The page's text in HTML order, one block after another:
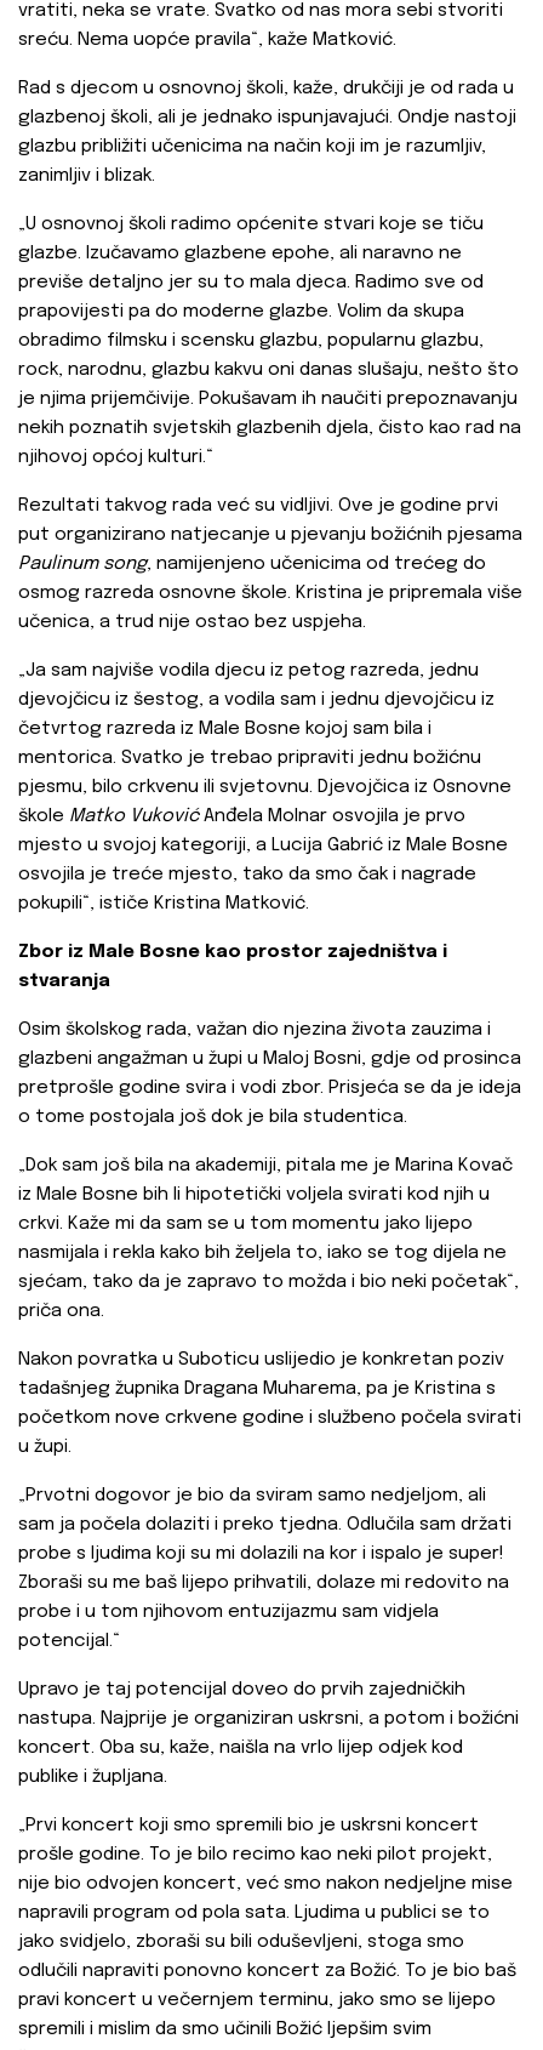
vratiti, neka se vrate. Svatko od nas mora sebi stvoriti
sreću. Nema uopće pravila“, kaže Matković.
Rad s djecom u osnovnoj školi, kaže, drukčiji je od rada u
glazbenoj školi, ali je jednako ispunjavajući. Ondje nastoji
glazbu približiti učenicima na način koji im je razumljiv,
zanimljiv i blizak.
„U osnovnoj školi radimo općenite stvari koje se tiču
glazbe. Izučavamo glazbene epohe, ali naravno ne
previše detaljno jer su to mala djeca. Radimo sve od
prapovijesti pa do moderne glazbe. Volim da skupa
obradimo filmsku i scensku glazbu, popularnu glazbu,
rock, narodnu, glazbu kakvu oni danas slušaju, nešto što
je njima prijemčivije. Pokušavam ih naučiti prepoznavanju
nekih poznatih svjetskih glazbenih djela, čisto kao rad na
njihovoj općoj kulturi.“
Rezultati takvog rada već su vidljivi. Ove je godine prvi
put organizirano natjecanje u pjevanju božićnih pjesama
Paulinum song, namijenjeno učenicima od trećeg do
osmog razreda osnovne škole. Kristina je pripremala više
učenica, a trud nije ostao bez uspjeha.
„Ja sam najviše vodila djecu iz petog razreda, jednu
djevojčicu iz šestog, a vodila sam i jednu djevojčicu iz
četvrtog razreda iz Male Bosne kojoj sam bila i
mentorica. Svatko je trebao pripraviti jednu božićnu
pjesmu, bilo crkvenu ili svjetovnu. Djevojčica iz Osnovne
škole Matko VukovićAnđela Molnar osvojila je prvo
mjesto u svojoj kategoriji, a Lucija Gabrić iz Male Bosne
osvojila je treće mjesto, tako da smo čak i nagrade
pokupili“, ističe Kristina Matković.
Zbor iz Male Bosne kao prostor zajedništva i
stvaranja
Osim školskog rada, važan dio njezina života zauzima i
glazbeni angažman u župi u Maloj Bosni, gdje od prosinca
pretprošle godine svira i vodi zbor. Prisjeća se da je ideja
o tome postojala još dok je bila studentica.
„Dok sam još bila na akademiji, pitala me je Marina Kovač
iz Male Bosne bih li hipotetički voljela svirati kod njih u
crkvi. Kaže mi da sam se u tom momentu jako lijepo
nasmijala i rekla kako bih željela to, iako se tog dijela ne
sjećam, tako da je zapravo to možda i bio neki početak“,
priča ona.
Nakon povratka u Suboticu uslijedio je konkretan poziv
tadašnjeg župnika Dragana Muharema, pa je Kristina s
početkom nove crkvene godine i službeno počela svirati
u župi.
„Prvotni dogovor je bio da sviram samo nedjeljom, ali
sam ja počela dolaziti i preko tjedna. Odlučila sam držati
probe s ljudima koji su mi dolazili na kor i ispalo je super!
Zboraši su me baš lijepo prihvatili, dolaze mi redovito na
probe i u tom njihovom entuzijazmu sam vidjela
potencijal.“
Upravo je taj potencijal doveo do prvih zajedničkih
nastupa. Najprije je organiziran uskrsni, a potom i božićni
koncert. Oba su, kaže, naišla na vrlo lijep odjek kod
publike i župljana.
„Prvi koncert koji smo spremili bio je uskrsni koncert
prošle godine. To je bilo recimo kao neki pilot projekt,
nije bio odvojen koncert, već smo nakon nedjeljne mise
napravili program od pola sata. Ljudima u publici se to
jako svidjelo, zboraši su bili oduševljeni, stoga smo
odlučili napraviti ponovno koncert za Božić. To je bio baš
pravi koncert u večernjem terminu, jako smo se lijepo
spremili i mislim da smo učinili Božić ljepšim svim